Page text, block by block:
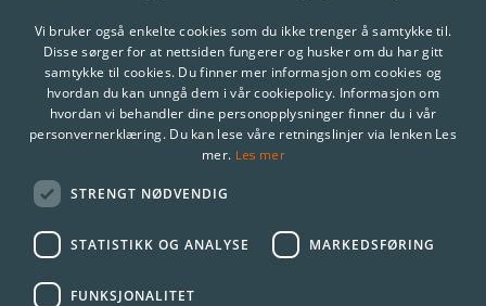
Vi bruker også enkelte cookies som du ikke trenger å samtykke til.
Disse sørger for at nettsiden fungerer og husker om du har gitt
samtykke til cookies. Du finner mer informasjon om cookies og
hvordan du kan unngå dem i vår cookiepolicy. Informasjon om
hvordan vi behandler dine personopplysninger finner du i vår
personvernerklæring. Du kan lese våre retningslinjer via lenken Les
mer. Les mer
STRENGT NØDVENDIG
STATISTIKK OG ANALYSE MARKEDSFØRING
FUNKSJONALITET